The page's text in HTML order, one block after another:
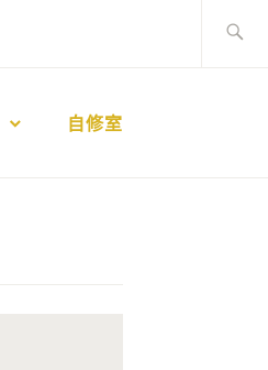
自修室